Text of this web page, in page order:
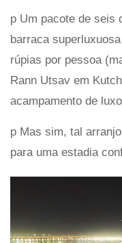
p Um pacote de seis
barraca
rúpias por pessoa
Rann Utsav em
acampamento de
p Mas sim, tal
para uma estadia